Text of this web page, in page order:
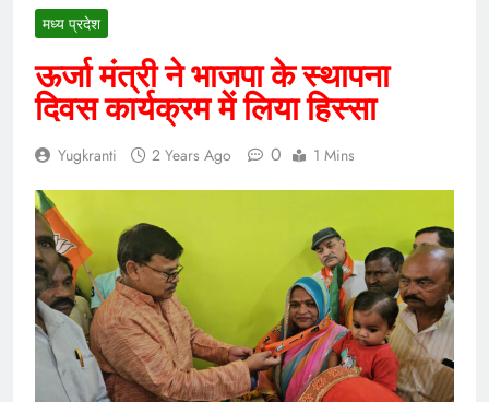
मध्य प्रदेश
ऊर्जा मंत्री ने भाजपा के स्थापना
दिवस कार्यक्रम में लिया हिस्सा
Yugkranti 2 Years Ago 0 1 Mins